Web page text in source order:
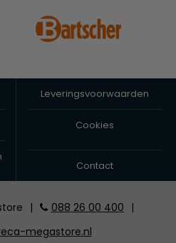
Leveringsvoorwaarden
Cookies
Contact
| 088 26 00 400
|
megastore.nl